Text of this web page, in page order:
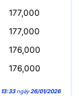
177,000
177,000
176,000
176,000
13:33ngày26/01/2026